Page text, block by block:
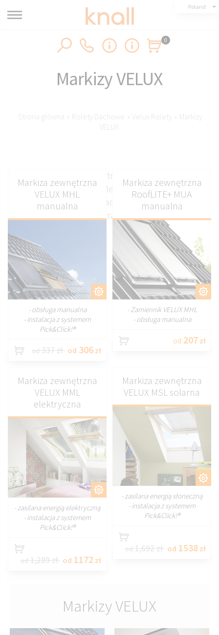
Poland
0
Markizy VELUX
Strona główna › Rolety Dachowe › Velux Rolety › Markizy
VELUX
Markizy VELUX zewnętrzne MHL MML i MSL w
systemach ręczny elektryczny i solarny w
popularnych rozmiarach mk06 78x118 mk08
78x140 oraz innych
DOSTOSUJ
Markiza zewnętrzna
VELUX MHL
manualna
- obsługa manualna
- instalacja z systemem
Pick&Click!®
od337 zł od 306 zł
DOSTOSUJ
Markiza zewnętrzna
RoofLITE+ MUA
manualna
- Zamiennik VELUX MHL
- obsługa manualna
od 207 zł
DOSTOSUJ
Markiza zewnętrzna
VELUX MML
elektryczna
- zasilana energią elektryczną
- instalacja z systemem
Pick&Click!®
od1,289 zł od 1172 zł
DOSTOSUJ
Markiza zewnętrzna
VELUX MSL solarna
- zasilana energią słoneczną
- instalacja z systemem
Pick&Click!®
od1,692 zł od 1538 zł
Markizy VELUX